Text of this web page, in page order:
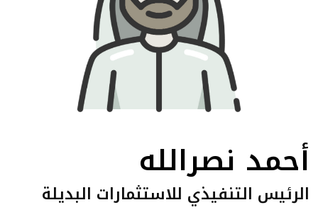
أحمد نصرالله
الرئيس التنفيذي للاستثمارات البديلة